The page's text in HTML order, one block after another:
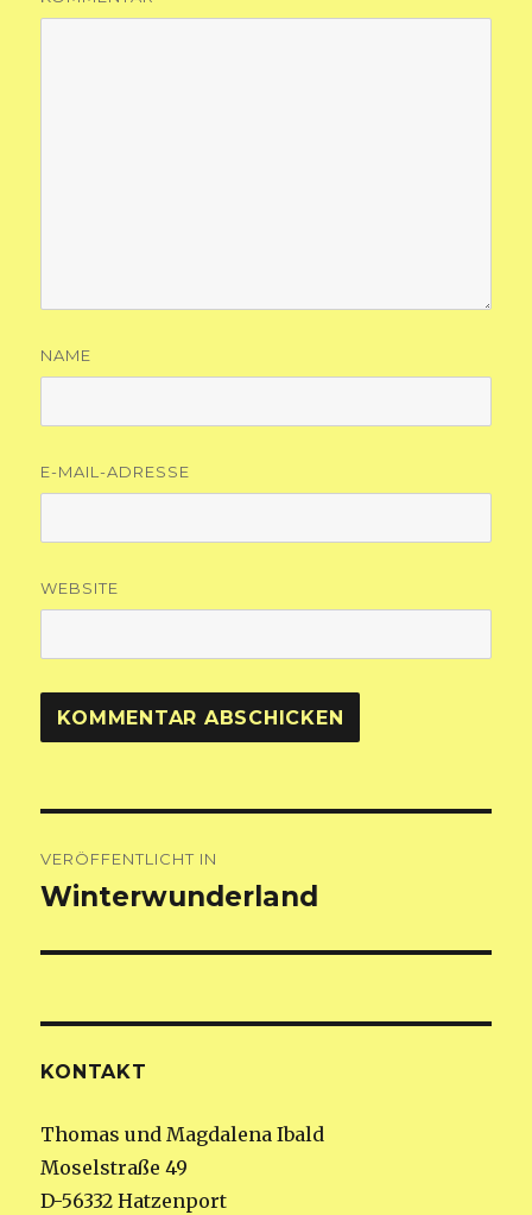
NAME
E-MAIL-ADRESSE
WEBSITE
VERÖFFENTLICHT IN
Winterwunderland
KONTAKT
Thomas und Magdalena Ibald
Moselstraße 49
D-56332 Hatzenport